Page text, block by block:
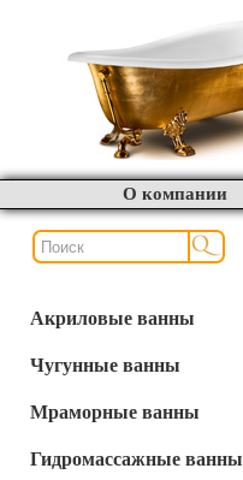
О компании
Акриловые ванны
Чугунные ванны
Мраморные ванны
Гидромассажные ванны